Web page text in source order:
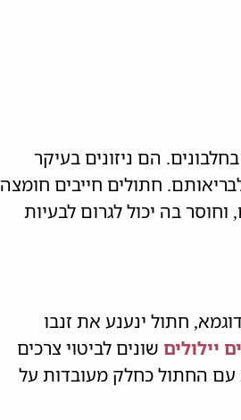
הם ניזונים בעיקר
חתולים חייבים חומצה
בה יכול לגרום לבעיות
חתול ינענע את זנבו
יילולים שונים לביטוי צרכים
עם החתול כחלק מעובדות על